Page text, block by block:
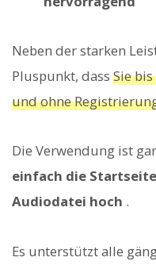
Neben der starken
Pluspunkt, dass Sie
und ohne
Die Verwendung ist
einfach die
Audiodatei hoch .
Es unterstützt alle